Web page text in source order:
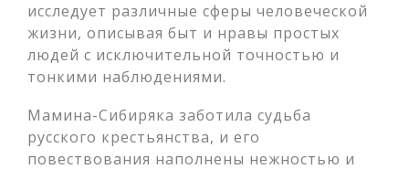
исследует различные сферы человеческой
жизни, описывая быт и нравы простых
людей с исключительной точностью и
тонкими наблюдениями.
Мамина-Сибиряка заботила судьба
русского крестьянства, и его
повествования наполнены нежностью и